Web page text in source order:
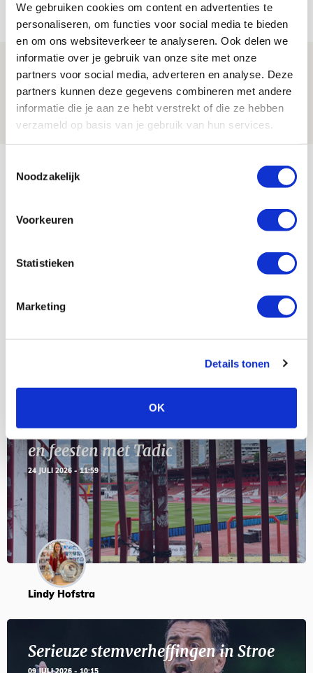
We gebruiken cookies om content en advertenties te
personaliseren, om functies voor social media te bieden
en om ons websiteverkeer te analyseren. Ook delen we
informatie over je gebruik van onze site met onze
partners voor social media, adverteren en analyse. Deze
partners kunnen deze gegevens combineren met andere
informatie die je aan ze hebt verstrekt of die ze hebben
verzameld op basis van je gebruik van hun services.
Noodzakelijk
Voorkeuren
Statistieken
Marketing
Details tonen
OK
08 AUGUSTUS 2026 - 11:34
NIEUWS
Spelen bij Jong Ajax of Ajax 1? Dat
maakt Abdalla ‘geen reet’ uit
08 AUGUSTUS 2026 - 10:04
NIEUWS
Selectiedag ballenjongens/-meiden
SEP
Servische maffiabaas in grauwe bak
en feesten met Tadic
24 JULI 2026 - 11:59
Lindy Hofstra
Serieuze stemverheffingen in Stroe